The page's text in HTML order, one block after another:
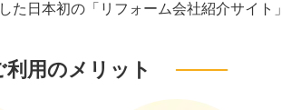
た日本初の「リフォーム会社紹介サイト
利用のメリット